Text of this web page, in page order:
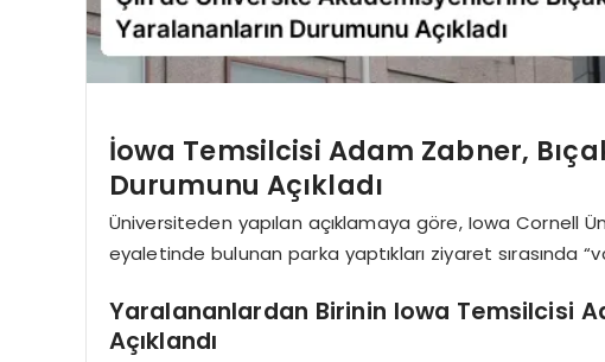
İowa Temsilcisi Adam Zabner,
Durumunu Açıkladı
Üniversiteden yapılan açıklamaya göre, Iowa Cornell
eyaletinde bulunan parka yaptıkları ziyaret sırasında
Yaralananlardan Birinin Iowa Temsilcisi
Açıklandı